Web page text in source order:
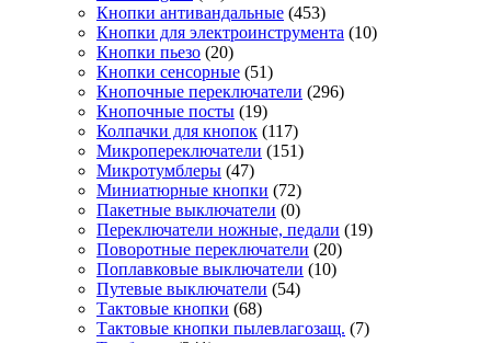
Кнопки антивандальные (453)
Кнопки для электроинструмента (10)
Кнопки пьезо (20)
Кнопки сенсорные (51)
Кнопочные переключатели (296)
Кнопочные посты (19)
Колпачки для кнопок (117)
Микропереключатели (151)
Микротумблеры (47)
Миниатюрные кнопки (72)
Пакетные выключатели (0)
Переключатели ножные, педали (19)
Поворотные переключатели (20)
Поплавковые выключатели (10)
Путевые выключатели (54)
Тактовые кнопки (68)
Тактовые кнопки пылевлагозащ. (7)